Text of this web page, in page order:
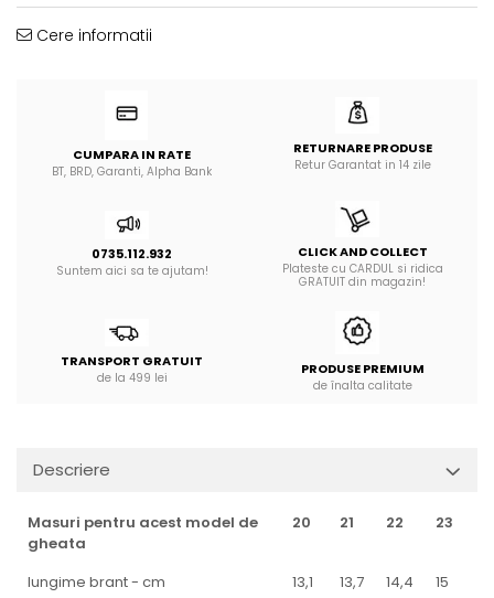
Cere informatii
CUMPARA IN RATE
BT, BRD, Garanti, Alpha Bank
RETURNARE PRODUSE
Retur Garantat in 14 zile
0735.112.932
Suntem aici sa te ajutam!
CLICK AND COLLECT
Plateste cu CARDUL si ridica
GRATUIT din magazin!
TRANSPORT GRATUIT
de la 499 lei
PRODUSE PREMIUM
de înalta calitate
Descriere
Masuri pentru acest model de
gheata
20 21 22 23
lungime brant - cm 13,1 13,7 14,4 15